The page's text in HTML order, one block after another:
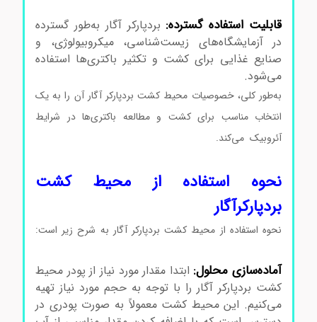
قابلیت استفاده گسترده:بردپارکر آگار به‌طور گسترده
در آزمایشگاه‌های زیست‌شناسی، میکروبیولوژی، و
صنایع غذایی برای کشت و تکثیر باکتری‌ها استفاده
می‌شود.محیط کشت بردپارکرآگار کد105406
به‌طور کلی، خصوصیات محیط کشت بردپارکر آگار آن را به یک
انتخاب مناسب برای کشت و مطالعه باکتری‌ها در شرایط
آئروبیک می‌کند.
نحوه استفاده از محیط کشت
بردپارکرآگار
نحوه استفاده از محیط کشت بردپارکر آگار به شرح زیر است:
آماده‌سازی محلول:ابتدا مقدار مورد نیاز از پودر محیط
کشت بردپارکر آگار را با توجه به حجم مورد نیاز تهیه
می‌کنیم. این محیط کشت معمولاً به صورت پودری در